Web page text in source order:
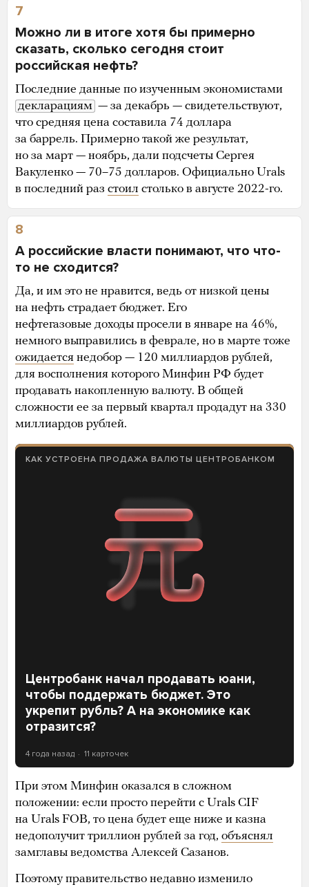
7
Можно ли в итоге хотя бы примерно
сказать, сколько сегодня стоит
российская нефть?
Последние данные по изученным экономистами
декларациям — за декабрь — свидетельствуют,
что средняя цена составила 74 доллара
за баррель. Примерно такой же результат,
но за март — ноябрь, дали подсчеты Сергея
Вакуленко — 70–75 долларов. Официально Urals
в последний раз стоил столько в августе 2022-го.
8
А российские власти понимают, что что-
то не сходится?
Да, и им это не нравится, ведь от низкой цены
на нефть страдает бюджет. Его
нефтегазовые доходы просели в январе на 46%,
немного выправились в феврале, но в марте тоже
ожидается недобор — 120 миллиардов рублей,
для восполнения которого Минфин РФ будет
продавать накопленную валюту. В общей
сложности ее за первый квартал продадут на 330
миллиардов рублей.
КАК УСТРОЕНА ПРОДАЖА ВАЛЮТЫ ЦЕНТРОБАНКОМ
Центробанк начал продавать юани,
чтобы поддержать бюджет. Это
укрепит рубль? А на экономике как
отразится?
4 года назад 11 карточек
При этом Минфин оказался в сложном
положении: если просто перейти с Urals CIF
на Urals FOB, то цена будет еще ниже и казна
недополучит триллион рублей за год, объяснял
замглавы ведомства Алексей Сазанов.
Поэтому правительство недавно изменило